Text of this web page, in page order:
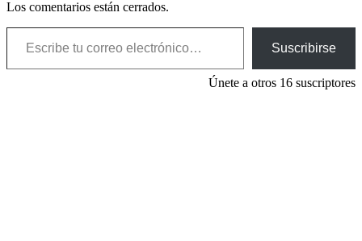
Los comentarios están cerrados.
Escribe tu correo electrónico…
Suscribirse
Únete a otros 16 suscriptores